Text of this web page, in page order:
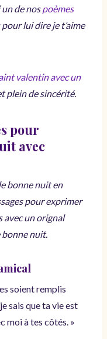
de nospoèmes
pour lui dire je t’aime
valentin avec un
plein de sincérité.
pour
avec
bonne nuit en
pour exprimer
avec un orignal
bonne nuit.
soient remplis
sais que ta vie est
moi à tes côtés. »